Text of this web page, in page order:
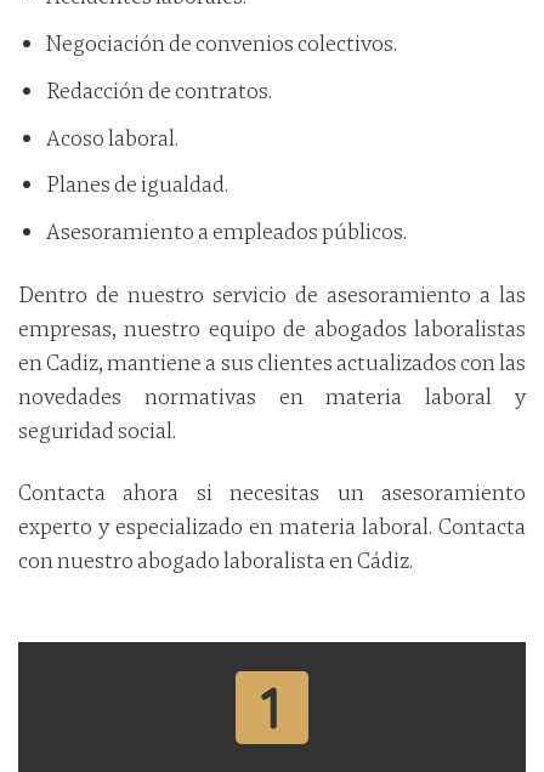
Negociación de convenios colectivos.
Redacción de contratos.
Acoso laboral.
Planes de igualdad.
Asesoramiento a empleados públicos.
Dentro de nuestro servicio de asesoramiento a las
empresas, nuestro equipo de abogados laboralistas
en Cadiz, mantiene a sus clientes actualizados con las
novedades normativas en materia laboral y
seguridad social.
Contacta ahora si necesitas un asesoramiento
experto y especializado en materia laboral. Contacta
con nuestro abogado laboralista en Cádiz.